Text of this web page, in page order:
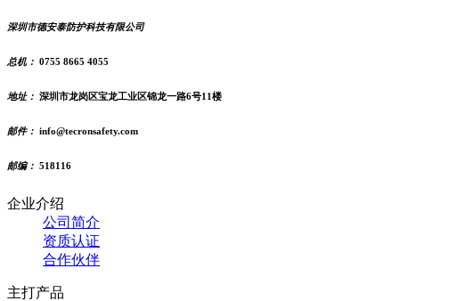
深圳市德安泰防护科技有限公司
总机： 0755 8665 4055
地址： 深圳市龙岗区宝龙工业区锦龙一路6号11楼
邮件： info@tecronsafety.com
邮编： 518116
企业介绍
公司简介
资质认证
合作伙伴
主打产品